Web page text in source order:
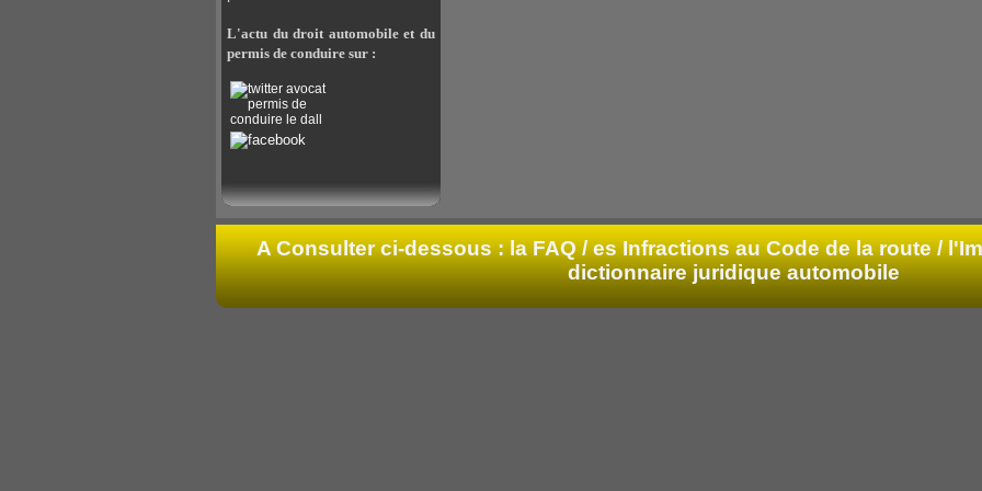
L'actu du droit automobile et du
permis de conduire sur :
A Consulter ci-dessous : la FAQ /es Infractions au Code de la route /
dictionnaire juridique automobile